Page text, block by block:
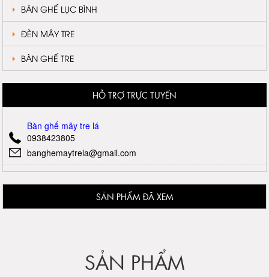
BÀN GHẾ LỤC BÌNH
ĐÈN MÂY TRE
BÀN GHẾ TRE
HỖ TRỢ TRỰC TUYẾN
Bàn ghế mây tre lá
0938423805
banghemaytrela@gmail.com
SẢN PHẨM ĐÃ XEM
SẢN PHẨM